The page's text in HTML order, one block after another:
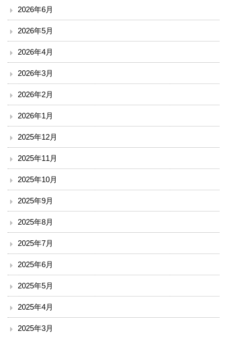
医療安全推進室
診療
入院のご案内
小児科を受診される方へ
外来診療表
休診案内
内科
循環器内科
透析外科
呼吸器内科
小児科
2026年6月
2026年5月
2026年4月
2026年3月
2026年2月
2026年1月
2025年12月
2025年11月
2025年10月
2025年9月
2025年8月
2025年7月
2025年6月
2025年5月
2025年4月
2025年3月